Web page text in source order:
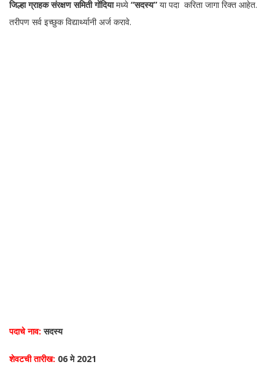
जिल्हा ग्राहक संरक्षण समिती गोंदियामध्ये “सदस्य” या पदा करिता जागा रिक्त आहेत.
तरीपण सर्व इच्छुक विद्यार्थ्यानी अर्ज करावे.
पदाचे नाव: सदस्य
शेवटची तारीख: 06 मे 2021